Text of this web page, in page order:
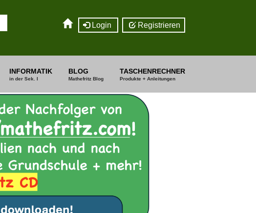
Login Registrieren
INFORMATIK
in der Sek. I
BLOG
Mathefritz Blog
TASCHENRECHNER
Produkte + Anleitungen